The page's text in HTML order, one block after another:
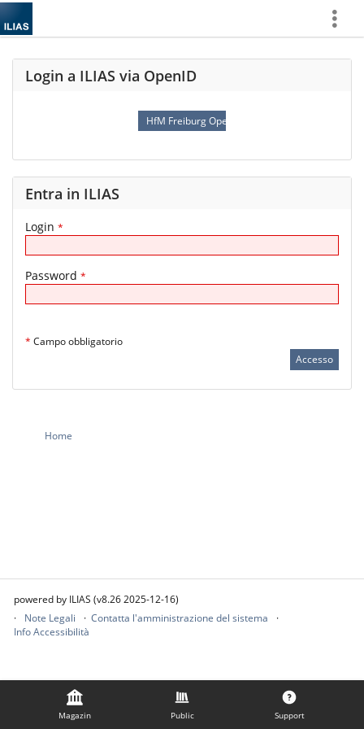
Magazin Public Support
Login a ILIAS via OpenID
HfM Freiburg OpenID Connect
Entra in ILIAS
Login *
Password *
* Campo obbligatorio
Home
powered by ILIAS (v8.26 2025-12-16)
Note Legali
Contatta l'amministrazione del sistema
Info Accessibilità